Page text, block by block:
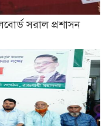
সরাল প্রশাসন